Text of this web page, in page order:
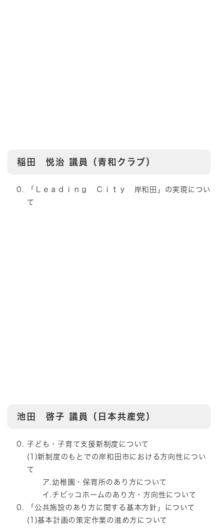
稲田 悦治 議員（青和クラブ）
「Ｌｅａｄｉｎｇ Ｃｉｔｙ 岸和田」の実現につい
て
池田 啓子 議員（日本共産党）
子ども・子育て支援新制度について
(1)新制度のもとでの岸和田市における方向性につい
て
ア.幼稚園・保育所のあり方について
イ.チビッコホームのあり方・方向性について
「公共施設のあり方に関する基本方針」について
(1)基本計画の策定作業の進め方について